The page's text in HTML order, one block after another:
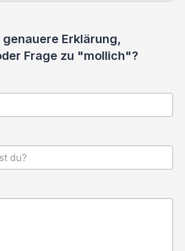
genauere Erklärung,
Frage zu "mollich"?